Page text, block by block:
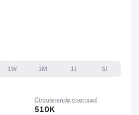
1W 1M 1J
5J
Circulerende voorraad
510K